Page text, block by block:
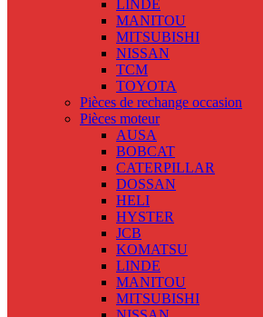
LINDE
MANITOU
MITSUBISHI
NISSAN
TCM
TOYOTA
Pièces de rechange occasion
Pièces moteur
AUSA
BOBCAT
CATERPILLAR
DOSSAN
HELI
HYSTER
JCB
KOMATSU
LINDE
MANITOU
MITSUBISHI